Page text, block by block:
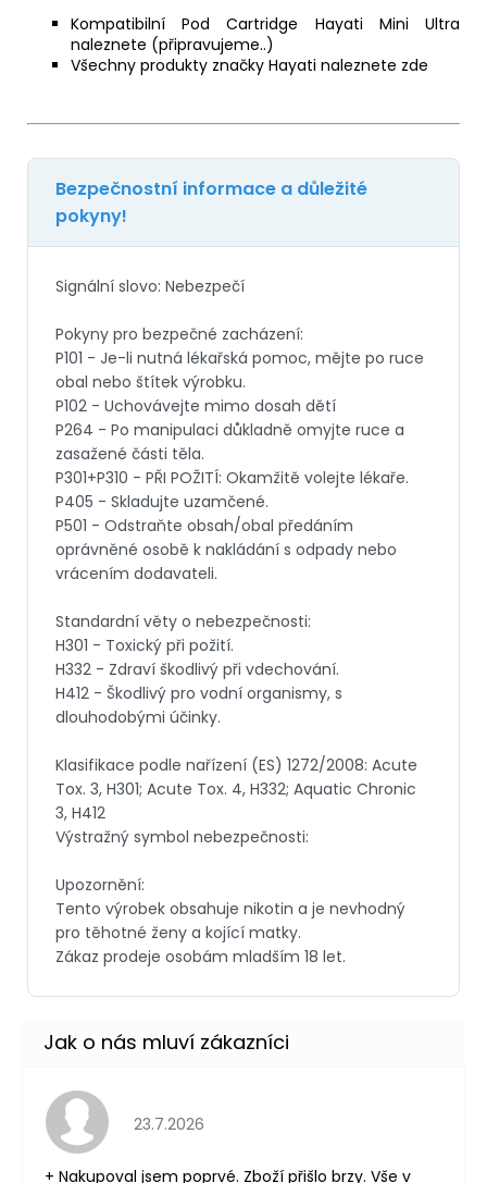
Kompatibilní Pod Cartridge Hayati Mini Ultra
naleznete (připravujeme..)
Všechny produkty značky Hayati naleznete zde
Hodnocení obchodu je 5 z 5 hvězdiček.
23.7.2026
+ Nakupoval jsem poprvé. Zboží přišlo brzy. Vše v